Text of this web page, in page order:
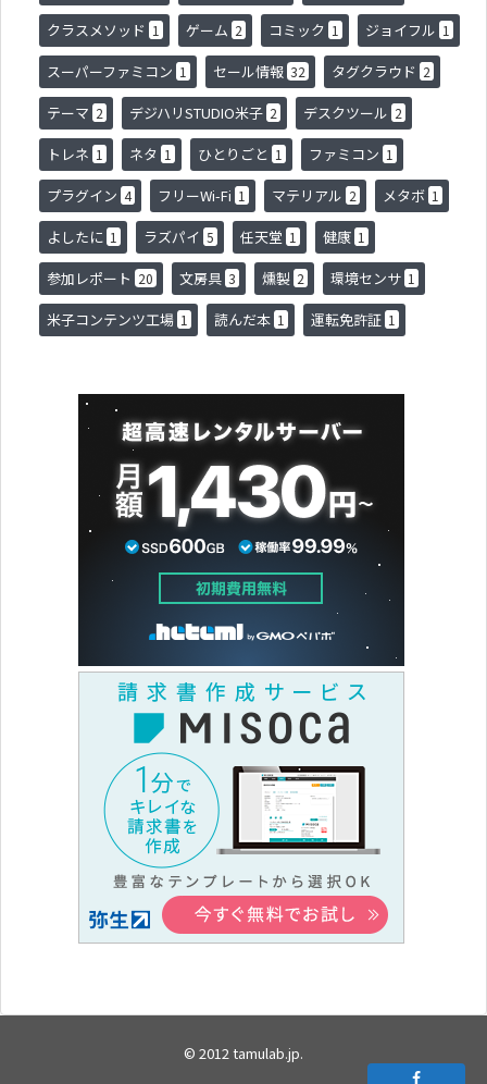
クラスメソッド 1 ゲーム 2 コミック 1 ジョイフル 1
スーパーファミコン 1 セール情報 32 タグクラウド 2
テーマ 2 デジハリSTUDIO米子 2 デスクツール 2
トレネ 1 ネタ 1 ひとりごと 1 ファミコン 1
プラグイン 4 フリーWi-Fi 1 マテリアル 2 メタボ 1
よしたに 1 ラズパイ 5 任天堂 1 健康 1
参加レポート 20 文房具 3 燻製 2 環境センサ 1
米子コンテンツ工場 1 読んだ本 1 運転免許証 1
© 2012tamulab.jp.